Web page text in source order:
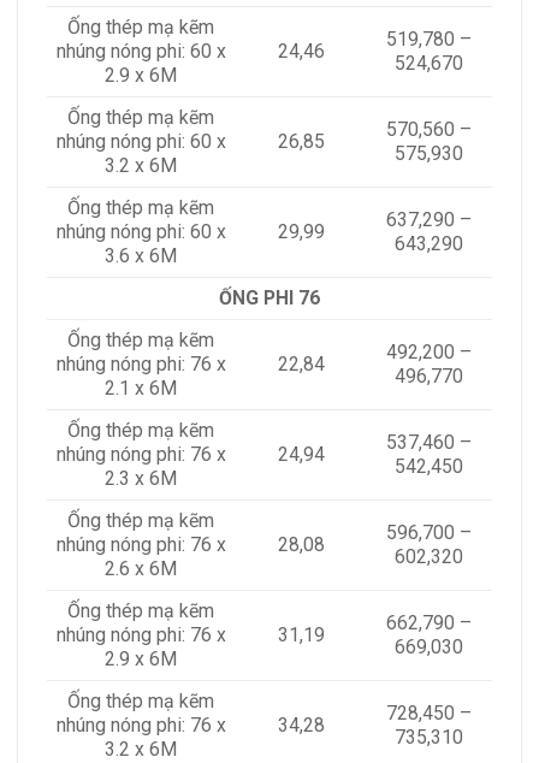
Ống thép mạ kẽm
nhúng nóng phi: 60 x
2.9 x 6M
24,46
519,780 –
524,670
Ống thép mạ kẽm
nhúng nóng phi: 60 x
3.2 x 6M
26,85
570,560 –
575,930
Ống thép mạ kẽm
nhúng nóng phi: 60 x
3.6 x 6M
29,99
637,290 –
643,290
ỐNG PHI 76
Ống thép mạ kẽm
nhúng nóng phi: 76 x
2.1 x 6M
22,84
492,200 –
496,770
Ống thép mạ kẽm
nhúng nóng phi: 76 x
2.3 x 6M
24,94
537,460 –
542,450
Ống thép mạ kẽm
nhúng nóng phi: 76 x
2.6 x 6M
28,08
596,700 –
602,320
Ống thép mạ kẽm
nhúng nóng phi: 76 x
2.9 x 6M
31,19
662,790 –
669,030
Ống thép mạ kẽm
nhúng nóng phi: 76 x
3.2 x 6M
34,28
728,450 –
735,310